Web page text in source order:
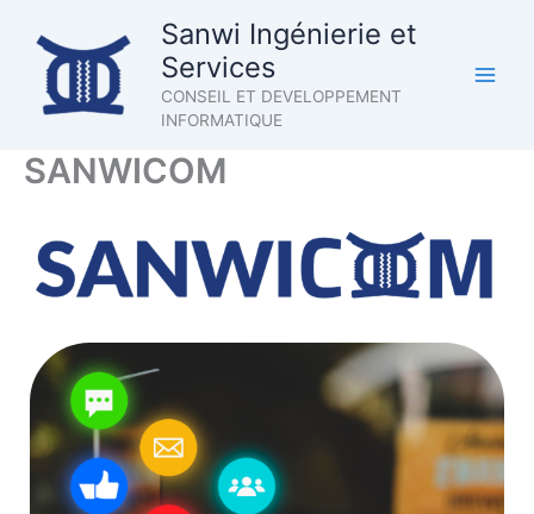
contenu
Sanwi Ingénierie et
Services
CONSEIL ET DEVELOPPEMENT
INFORMATIQUE
SANWICOM